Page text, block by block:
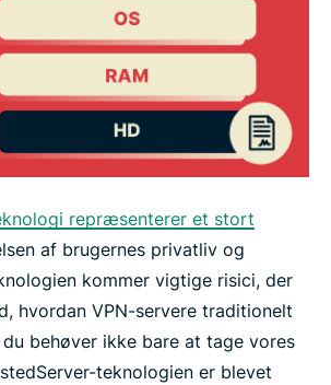
repræsenterer et stort
af brugernes privatliv og
kommer vigtige risici, der
hvordan VPN-servere traditionelt
behøver ikke bare at tage vores
teknologien er blevet